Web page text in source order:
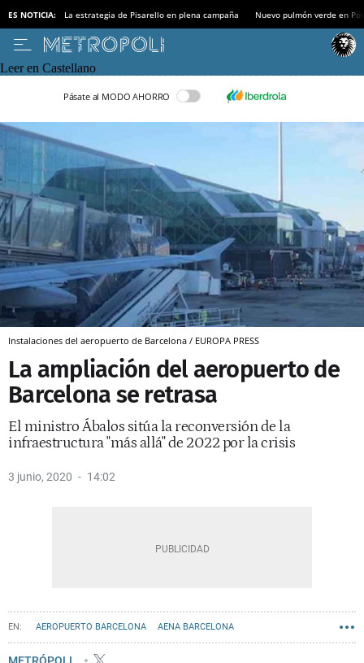
ES NOTICIA: La estrategia de Pisarello en plena campaña Nuevo pulmón verde en
Leer en Castellano
Pásate al MODO AHORRO
Instalaciones del aeropuerto de Barcelona / EUROPA PRESS
La ampliación del aeropuerto de
Barcelona se retrasa
El ministro Ábalos sitúa la reconversión de la
infraestructura "más allá" de 2022 por la crisis
3 junio, 2020 14:02
AEROPUERTO BARCELONA AENA BARCELONA
METRÓPOLI